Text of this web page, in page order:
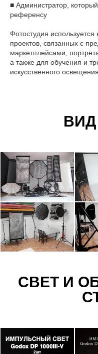
■ Администратор,
референсу
Фотостудия используется
проектов, связанных с
маркетплейсами,
а также для обучения и
искусственного
СВЕТ И